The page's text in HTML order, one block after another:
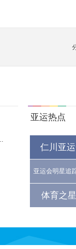
亚运热点
仁川亚
亚运会明星追
体育之